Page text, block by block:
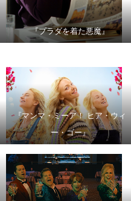
『プラダを着た悪魔』
『マンマ・ミーア！ ヒア・ウィ
ー・ゴー』